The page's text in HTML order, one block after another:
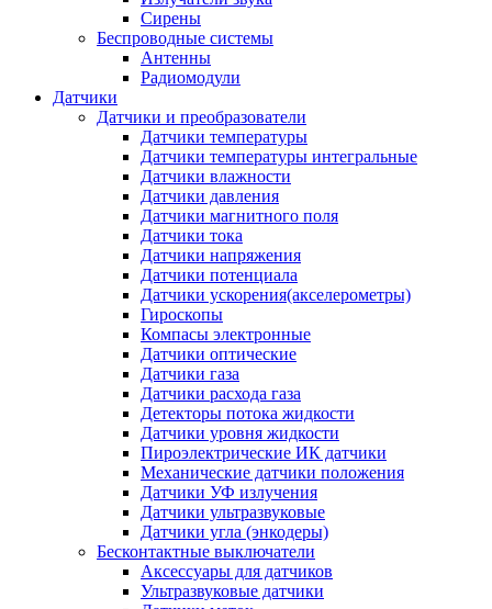
Сирены
Беспроводные системы
Антенны
Радиомодули
Датчики
Датчики и преобразователи
Датчики температуры
Датчики температуры интегральные
Датчики влажности
Датчики давления
Датчики магнитного поля
Датчики тока
Датчики напряжения
Датчики потенциала
Датчики ускорения(акселерометры)
Гироскопы
Компасы электронные
Датчики оптические
Датчики газа
Датчики расхода газа
Детекторы потока жидкости
Датчики уровня жидкости
Пироэлектрические ИК датчики
Механические датчики положения
Датчики УФ излучения
Датчики ультразвуковые
Датчики угла (энкодеры)
Бесконтактные выключатели
Аксессуары для датчиков
Ультразвуковые датчики